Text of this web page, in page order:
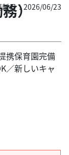
務）
新日：2026/06/23
携保育園完備
／新しいキャ